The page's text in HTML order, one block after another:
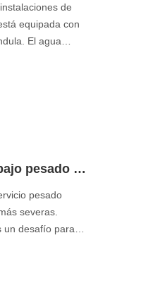
de
equipada con
El agua
proteger el eje
estable de agua
Bomba de lodos para trabajo pesado estándar
pesado
severas.
desafío para la
bomba de lodos